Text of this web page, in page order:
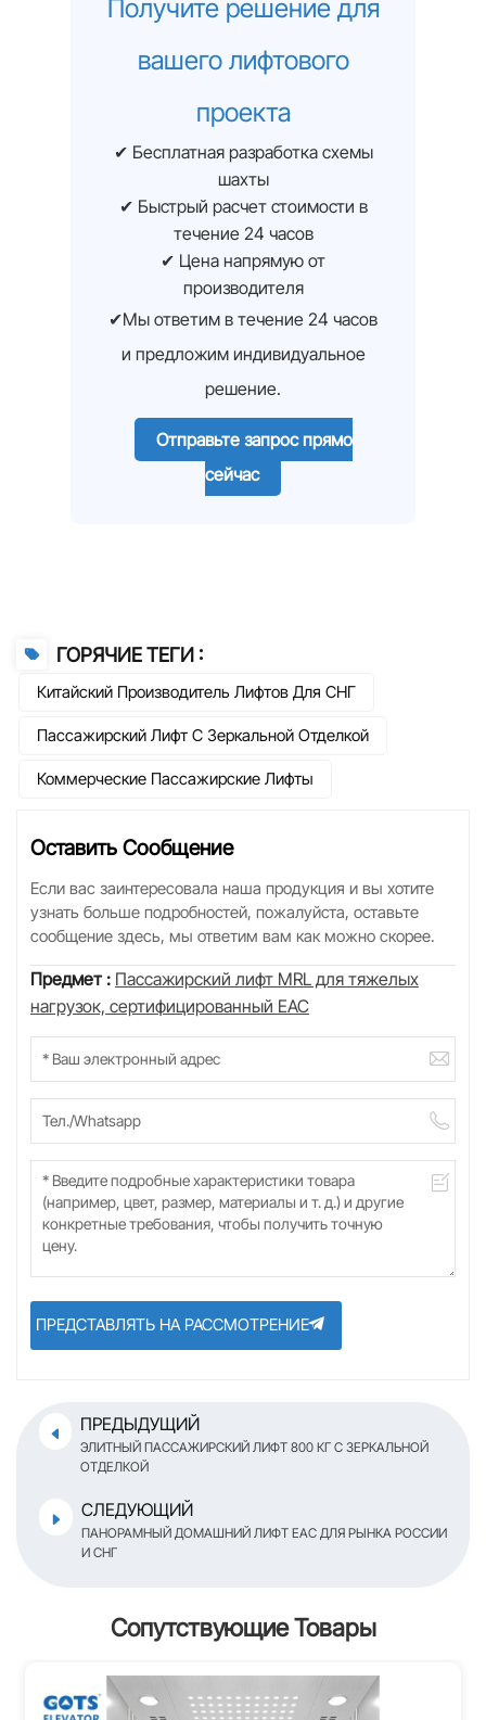
Получите решение для
вашего лифтового
проекта
✔ Бесплатная разработка схемы
шахты
✔ Быстрый расчет стоимости в
течение 24 часов
✔ Цена напрямую от
производителя
✔Мы ответим в течение 24 часов
и предложим индивидуальное
решение.
Отправьте запрос прямо
сейчас
ГОРЯЧИЕ ТЕГИ :
Китайский Производитель Лифтов Для СНГ
Пассажирский Лифт С Зеркальной Отделкой
Коммерческие Пассажирские Лифты
Оставить Сообщение
Если вас заинтересовала наша продукция и вы хотите
узнать больше подробностей, пожалуйста, оставьте
сообщение здесь, мы ответим вам как можно скорее.
Предмет : Пассажирский лифт MRL для тяжелых
нагрузок, сертифицированный EAC
ПРЕДСТАВЛЯТЬ НА РАССМОТРЕНИЕ
ПРЕДЫДУЩИЙ
ЭЛИТНЫЙ ПАССАЖИРСКИЙ ЛИФТ 800 КГ С ЗЕРКАЛЬНОЙ
ОТДЕЛКОЙ
СЛЕДУЮЩИЙ
ПАНОРАМНЫЙ ДОМАШНИЙ ЛИФТ EAC ДЛЯ РЫНКА РОССИИ
И СНГ
Сопутствующие Товары